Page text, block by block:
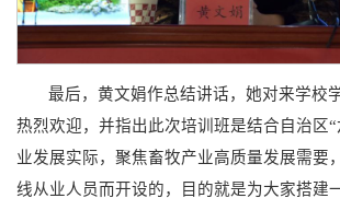
最后，黄文娟作总结讲话，她对来学校
热烈欢迎，并指出此次培训班是结合自治区
业发展实际，聚焦畜牧产业高质量发展需要
线从业人员而开设的，目的就是为大家搭建